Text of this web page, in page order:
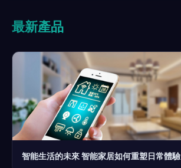
最新產品
智能生活的未來 智能家居如何重塑日常體驗